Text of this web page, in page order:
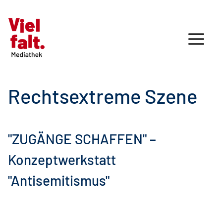
Rechtsextreme Szene
"ZUGÄNGE SCHAFFEN" –
Konzeptwerkstatt
"Antisemitismus"